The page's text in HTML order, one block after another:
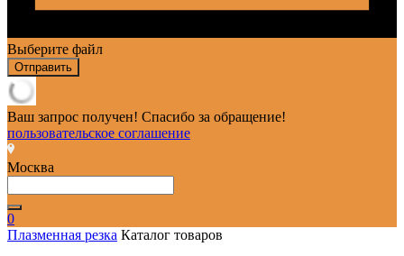
Выберите файл
Отправить
Ваш запрос получен! Спасибо за обращение!
пользовательское соглашение
Москва
0
Плазменная резка Каталог товаров